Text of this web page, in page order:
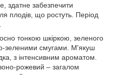
здатне забезпечити
плодів, що ростуть. Період
тонкою шкіркою, зеленого
зеленими смугами. М'якуш
з інтенсивним ароматом.
рожевий – загалом